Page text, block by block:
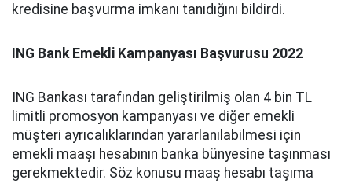
kredisine başvurma imkanı tanıdığını bildirdi.
ING Bank Emekli Kampanyası Başvurusu 2022
ING Bankası tarafından geliştirilmiş olan 4 bin TL
limitli promosyon kampanyası ve diğer emekli
müşteri ayrıcalıklarından yararlanılabilmesi için
emekli maaşı hesabının banka bünyesine taşınması
gerekmektedir. Söz konusu maaş hesabı taşıma